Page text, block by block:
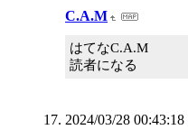
C.A.M
はてなC.A.M
読者になる
2024/03/28 00:43:18